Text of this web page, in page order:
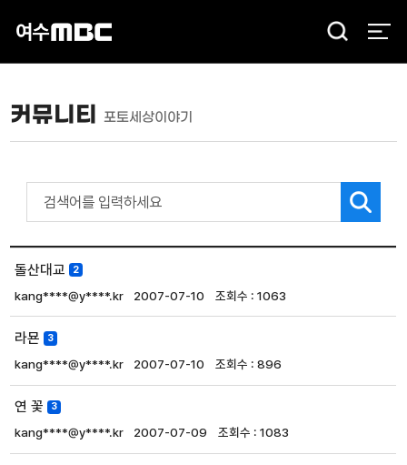
검
커뮤니티 포토세상이야기
돌산대교 2
kang****@y****.kr 2007-07-10 1063
라묜 3
kang****@y****.kr 2007-07-10 896
연 꽃 3
kang****@y****.kr 2007-07-09 1083